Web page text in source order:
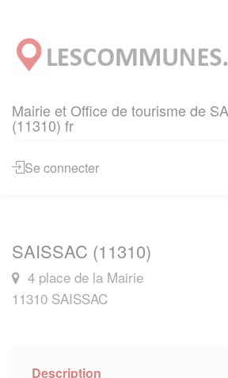
Mairie et Office de tourisme de
(11310) fr
Se connecter
SAISSAC (11310)
4 place de la Mairie
11310 SAISSAC
Description